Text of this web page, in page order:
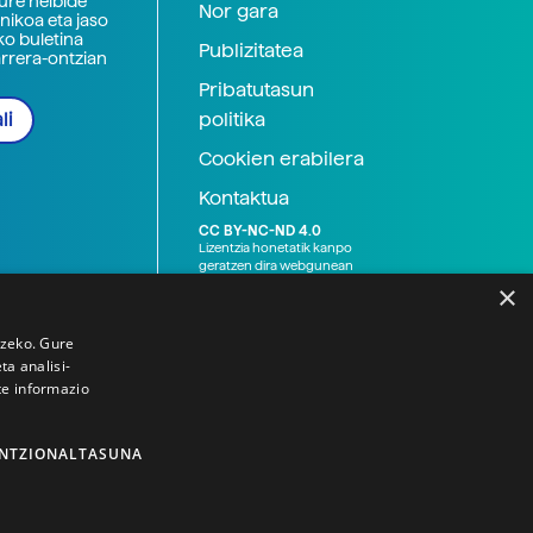
eta jaso
buletina
ontzian
Nor gara
Publizitatea
Pribatutasun
politika
Cookien erabilera
Kontaktua
CC BY-NC-ND 4.0
Lizentzia honetatik kanpo
geratzen dira webgunean
×
Gure
analisi-
informazio